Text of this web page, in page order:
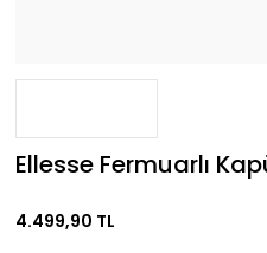
Ellesse Fermuarlı
4.499,90 TL